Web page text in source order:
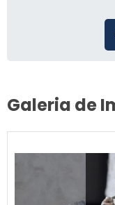
Galeria de